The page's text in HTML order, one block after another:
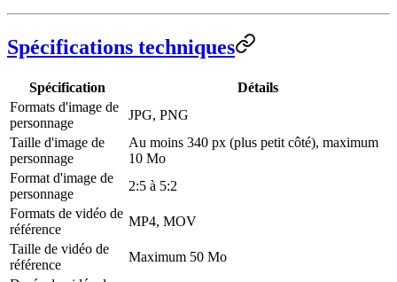
Spécifications techniques
Spécification
Détails
Formats d'image de
personnage
JPG, PNG
Taille d'image de
personnage
Au moins 340 px (plus petit côté), maximum
10 Mo
Format d'image de
personnage
2:5 à 5:2
Formats de vidéo de
référence
MP4, MOV
Taille de vidéo de
référence
Maximum 50 Mo